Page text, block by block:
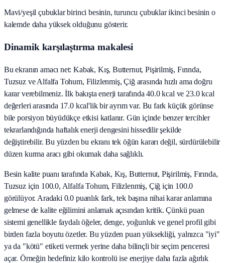
Mavi/yeşil çubuklar birinci besinin, turuncu çubuklar ikinci besinin o
kalemde daha yüksek olduğunu gösterir.
Dinamik karşılaştırma makalesi
Bu ekranın amacı net: Kabak, Kış, Butternut, Pişirilmiş, Fırında,
Tuzsuz ve Alfalfa Tohum, Filizlenmiş, Çiğ arasında hızlı ama doğru
karar verebilmeniz. İlk bakışta enerji tarafında 40.0 kcal ve 23.0 kcal
değerleri arasında 17.0 kcal'lik bir ayrım var. Bu fark küçük görünse
bile porsiyon büyüdükçe etkisi katlanır. Gün içinde benzer tercihler
tekrarlandığında haftalık enerji dengesini hissedilir şekilde
değiştirebilir. Bu yüzden bu ekranı tek öğün kararı değil, sürdürülebilir
düzen kurma aracı gibi okumak daha sağlıklı.
Besin kalite puanı tarafında Kabak, Kış, Butternut, Pişirilmiş, Fırında,
Tuzsuz için 100.0, Alfalfa Tohum, Filizlenmiş, Çiğ için 100.0
görülüyor. Aradaki 0.0 puanlık fark, tek başına nihai karar anlamına
gelmese de kalite eğilimini anlamak açısından kritik. Çünkü puan
sistemi genellikle faydalı öğeler, denge, yoğunluk ve genel profil gibi
birden fazla boyutu özetler. Bu yüzden puan yüksekliği, yalnızca "iyi"
ya da "kötü" etiketi vermek yerine daha bilinçli bir seçim penceresi
açar. Örneğin hedefiniz kilo kontrolü ise enerjiye daha fazla ağırlık